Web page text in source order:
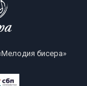
бисера»